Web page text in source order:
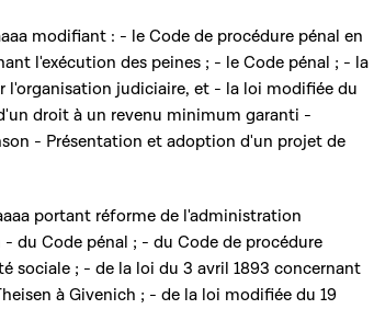
modifiant : - le Code de procédure pénal en
l'exécution des peines ; - le Code pénal ; - la
l'organisation judiciaire, et - la loi modifiée du
droit à un revenu minimum garanti -
- Présentation et adoption d'un projet de
portant réforme de l'administration
du Code pénal ; - du Code de procédure
sociale ; - de la loi du 3 avril 1893 concernant
à Givenich ; - de la loi modifiée du 19